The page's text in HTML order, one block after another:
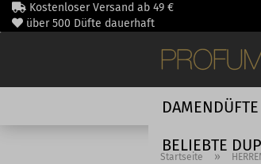
Direkt
zum
Kostenloser Versand ab 49 €
über 500 Düfte dauerhaft
DAMENDÜFTE
BELIEBTE
Startseite »